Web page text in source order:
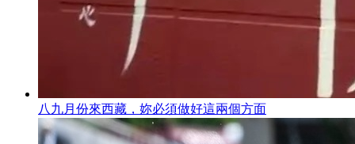
八九月份來西藏，妳必須做好這兩個方面